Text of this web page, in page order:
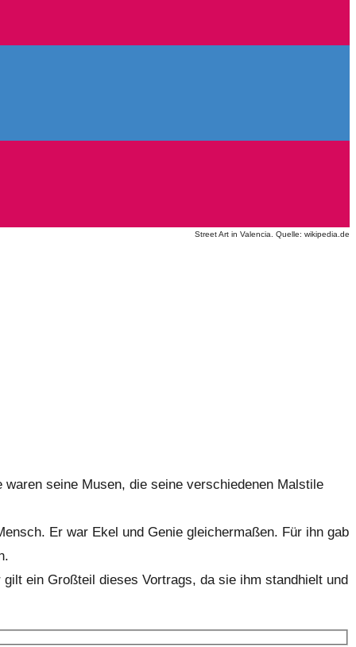
Street Art in Valencia. Quelle: wikipedia.de
seine Musen, die seine verschiedenen Malstile
Er war Ekel und Genie gleichermaßen. Für ihn gab
ein Großteil dieses Vortrags, da sie ihm standhielt und